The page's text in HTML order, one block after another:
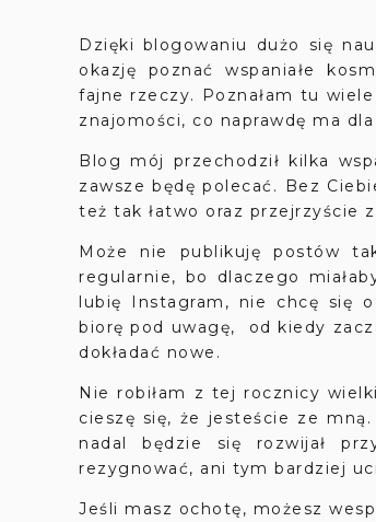
Dzięki blogowaniu dużo się
okazję poznać wspaniałe
fajne rzeczy. Poznałam tu
znajomości, co naprawdę ma
Blog mój przechodził kilka
zawsze będę polecać. Bez
też tak łatwo oraz przejrzyście
Może nie publikuję postów
regularnie, bo dlaczego
lubię Instagram, nie chcę się
biorę pod uwagę, od kiedy
dokładać nowe.
Nie robiłam z tej rocznicy
cieszę się, że jesteście ze
nadal będzie się rozwijał
rezygnować, ani tym bardziej
Jeśli masz ochotę, możesz